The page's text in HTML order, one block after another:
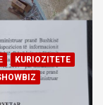
KURIOZITETE